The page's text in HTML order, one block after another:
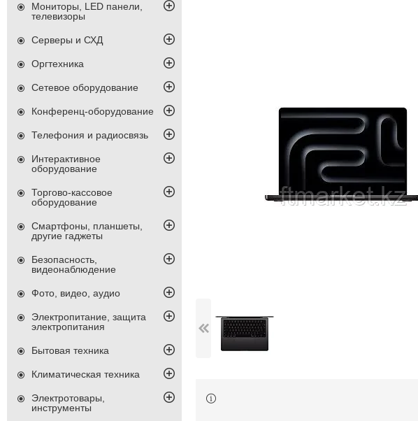
Мониторы, LED панели,
телевизоры
Серверы и СХД
Оргтехника
Сетевое оборудование
Конференц-оборудование
Телефония и радиосвязь
Интерактивное
оборудование
Торгово-кассовое
оборудование
Смартфоны, планшеты,
другие гаджеты
Безопасность,
видеонаблюдение
Фото, видео, аудио
Электропитание, защита
электропитания
Бытовая техника
Климатическая техника
Электротовары,
инструменты